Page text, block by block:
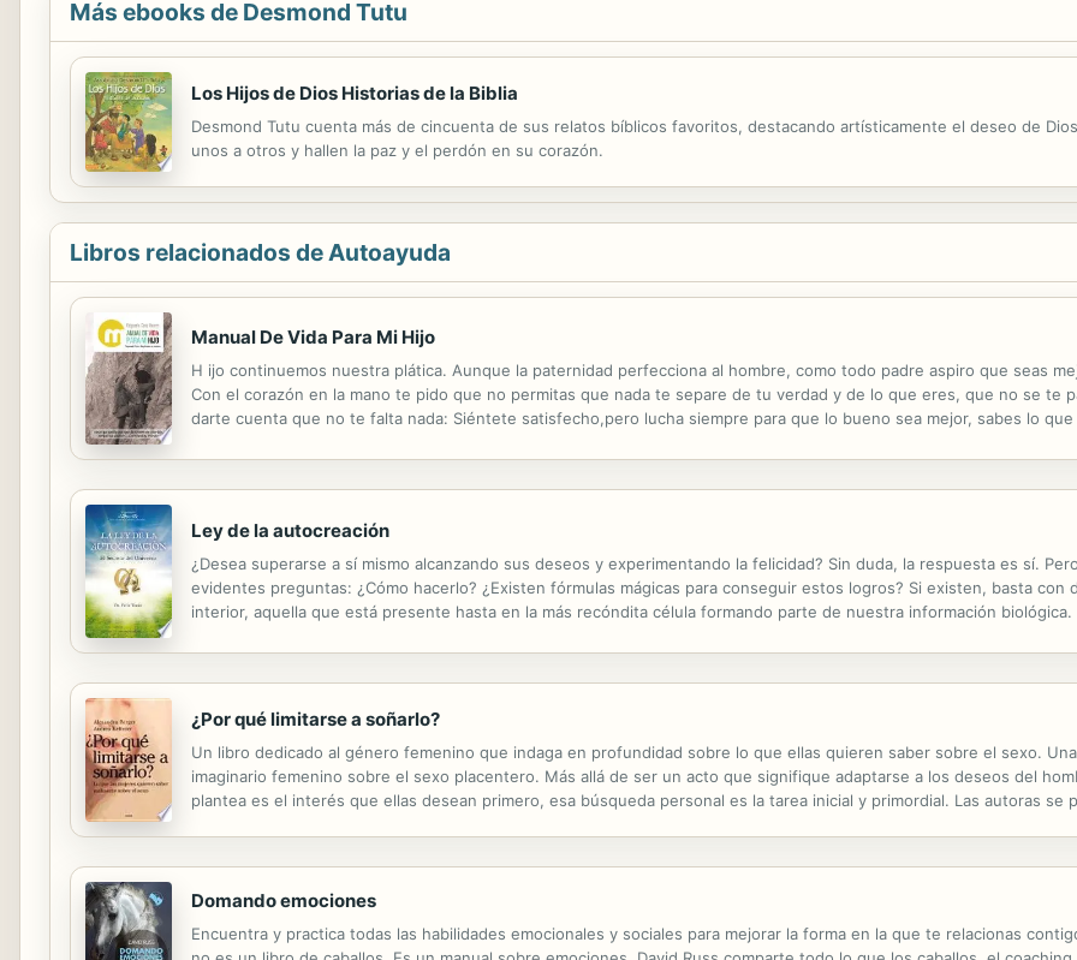
Más ebooks de Desmond Tutu
Los Hijos de Dios Historias de la Biblia
Desmond Tutu cuenta más de cincuenta de sus relatos bíblicos favoritos, destacando artísticamente el deseo de
unos a otros y hallen la paz y el perdón en su corazón.
Libros relacionados de Autoayuda
Manual De Vida Para Mi Hijo
H ijo continuemos nuestra plática. Aunque la paternidad perfecciona al hombre, como todo padre aspiro que seas
Con el corazón en la mano te pido que no permitas que nada te separe de tu verdad y de lo que eres, que no se te
darte cuenta que no te falta nada: Siéntete satisfecho,pero lucha siempre para que lo bueno sea mejor, sabes lo
Ley de la autocreación
¿Desea superarse a sí mismo alcanzando sus deseos y experimentando la felicidad? Sin duda, la respuesta es sí.
evidentes preguntas: ¿Cómo hacerlo? ¿Existen fórmulas mágicas para conseguir estos logros? Si existen, basta con
interior, aquella que está presente hasta en la más recóndita célula formando parte de nuestra información
¿Por qué limitarse a soñarlo?
Un libro dedicado al género femenino que indaga en profundidad sobre lo que ellas quieren saber sobre el sexo.
imaginario femenino sobre el sexo placentero. Más allá de ser un acto que signifique adaptarse a los deseos del
plantea es el interés que ellas desean primero, esa búsqueda personal es la tarea inicial y primordial. Las autoras
Domando emociones
Encuentra y practica todas las habilidades emocionales y sociales para mejorar la forma en la que te relacionas